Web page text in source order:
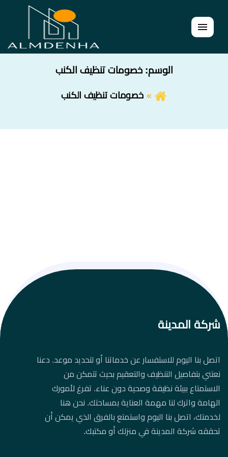
القائمة
الوسم:خصومات تنظيف الكنب
خصومات تنظيف الكنب
شركة المدينة
اتصل بنا اليوم للاستفسار عن خدماتنا أو لتحديد موعد. دعنا
نعتني بتفاصيل التنظيف والتعقيم بحيث تتمكن من
الاستمتاع ببيئة نظيفة وصحية دون عناء. تفرغ لأمورك
الهامة واترك لنا مهمة العناية بمساحتك. نحن هنا
لخدمتك، اتصل بنا اليوم واستمتع بالفرق الذي يمكن أن
تحققه شركة المدينة في منزلك أو مكتبك.